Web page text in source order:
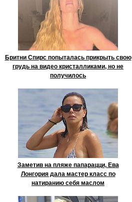
Бритни Спирс попыталась прикрыть свою
грудь на видео кристалликами, но не
получилось
Заметив на пляже папарацци, Ева
Лонгория дала мастер класс по
натиранию себя маслом